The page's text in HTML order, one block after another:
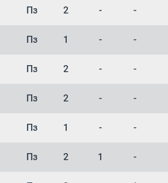
Пз 2 - -
Пз 1 - -
Пз 2 - -
Пз 2 - -
Пз 1 - -
Пз 2 1 -